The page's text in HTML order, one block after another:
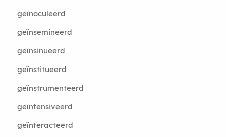
geïnoculeerd
geïnsemineerd
geïnsinueerd
geïnstitueerd
geïnstrumenteerd
geïntensiveerd
geïnteracteerd